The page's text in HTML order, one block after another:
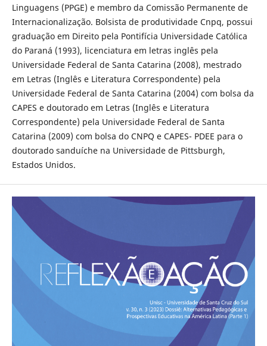
Linguagens (PPGE) e membro da Comissão Permanente de
Internacionalização. Bolsista de produtividade Cnpq, possui
graduação em Direito pela Pontifícia Universidade Católica
do Paraná (1993), licenciatura em letras inglês pela
Universidade Federal de Santa Catarina (2008), mestrado
em Letras (Inglês e Literatura Correspondente) pela
Universidade Federal de Santa Catarina (2004) com bolsa da
CAPES e doutorado em Letras (Inglês e Literatura
Correspondente) pela Universidade Federal de Santa
Catarina (2009) com bolsa do CNPQ e CAPES- PDEE para o
doutorado sanduíche na Universidade de Pittsburgh,
Estados Unidos.